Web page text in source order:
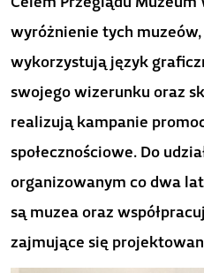
wyróżnienie tych
wykorzystują język
swojego wizerunku oraz
realizują kampanie
społecznościowe. Do
organizowanym co dwa
są muzea oraz
zajmujące się